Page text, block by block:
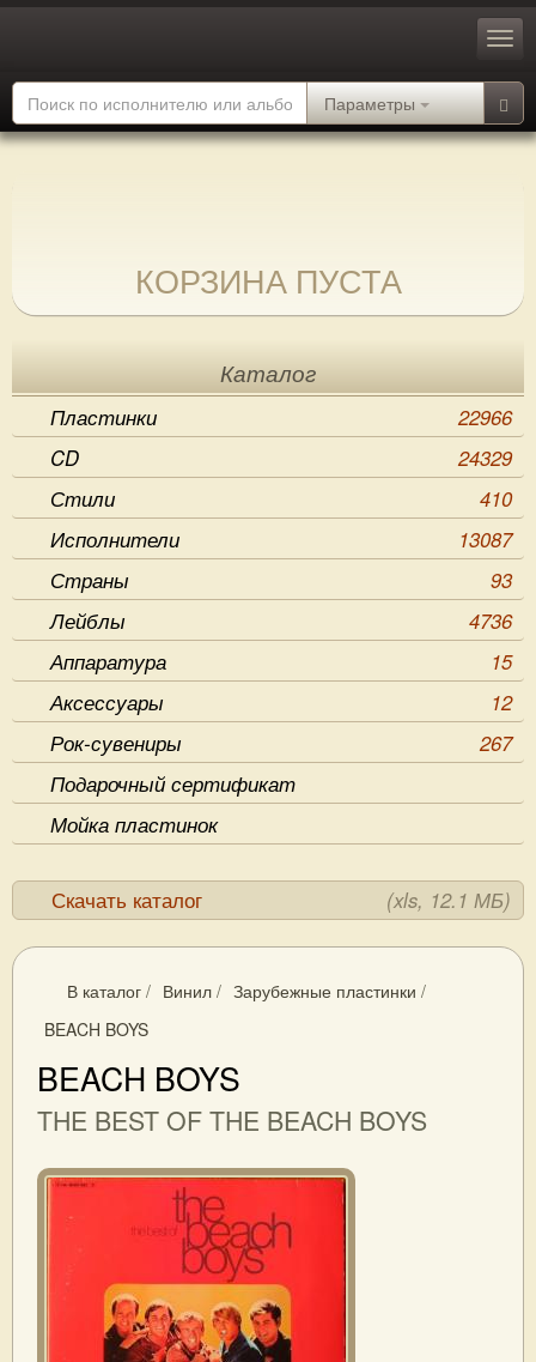
Параметры
КОРЗИНА ПУСТА
Каталог
Пластинки
22966
CD
24329
Стили
410
Исполнители
13087
Страны
93
Лейблы
4736
Аппаратура
15
Аксессуары
12
Рок-сувениры
267
Подарочный сертификат
Мойка пластинок
Скачать каталог (xls, 12.1 МБ)
В каталог / Винил / Зарубежные пластинки /
BEACH BOYS
BEACH BOYS
THE BEST OF THE BEACH BOYS